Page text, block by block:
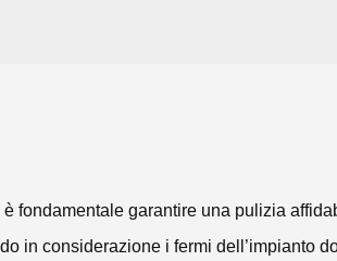
fondamentale garantire una pulizia
in considerazione i fermi dell’impianto